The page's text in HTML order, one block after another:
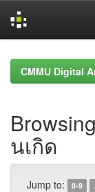
navigationCMMU Digital
นเกิด
Jump to: 0-9